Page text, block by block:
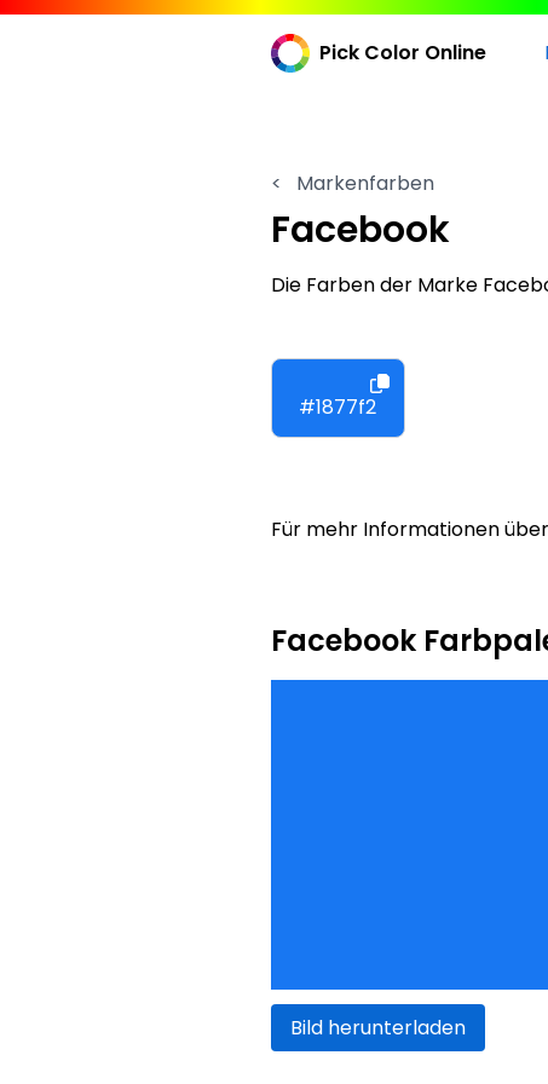
Pick Color Online
< Markenfarben
Facebook
Die Farben der Marke
#1877f2
Für mehr Informationen
Facebook
Bild herunterladen